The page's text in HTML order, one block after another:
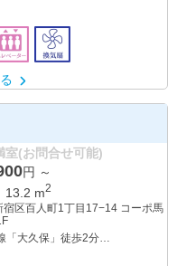
室(お問合せ可能)
円 ～
13.2 m2
宿区百人町1丁目17−14 コーポ馬
「大久保」徒歩2分